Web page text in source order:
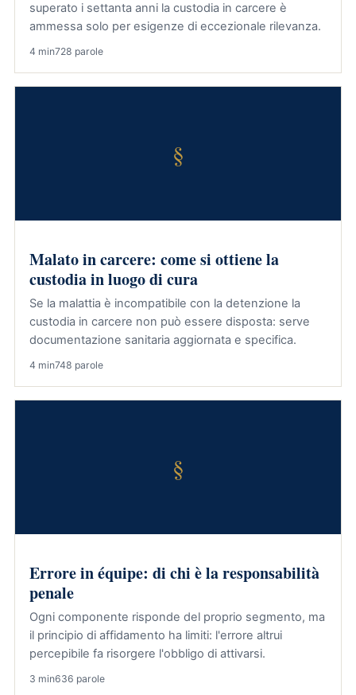
superato i settanta anni la custodia in carcere è
ammessa solo per esigenze di eccezionale rilevanza.
4 min728 parole
§
Malato in carcere: come si ottiene la
custodia in luogo di cura
Se la malattia è incompatibile con la detenzione la
custodia in carcere non può essere disposta: serve
documentazione sanitaria aggiornata e specifica.
4 min748 parole
§
Errore in équipe: di chi è la responsabilità
penale
Ogni componente risponde del proprio segmento, ma
il principio di affidamento ha limiti: l'errore altrui
percepibile fa risorgere l'obbligo di attivarsi.
3 min636 parole